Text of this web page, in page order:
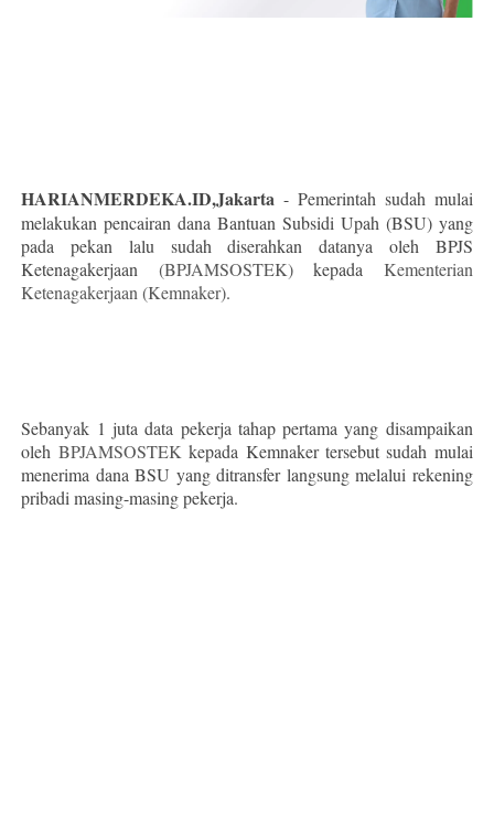
HARIANMERDEKA.ID,Jakarta - Pemerintah sudah mulai
melakukan pencairan dana Bantuan Subsidi Upah (BSU) yang
pada pekan lalu sudah diserahkan datanya oleh BPJS
Ketenagakerjaan (BPJAMSOSTEK)kepada Kementerian
Ketenagakerjaan (Kemnaker).
Sebanyak 1 juta data pekerja tahap pertama yang disampaikan
oleh BPJAMSOSTEK kepada Kemnaker tersebut sudah mulai
menerima dana BSU yang ditransfer langsung melalui rekening
pribadi masing-masing pekerja.